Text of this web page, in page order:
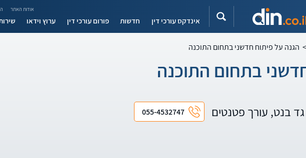
אודות האתר
אינדקס עורכי דין חדשות פורום עורכי דין ערוץ וידאו
> הגנה על פיתוח חדשני בתחום התוכנה
בתחום התוכנה
בנט, עורך פטנטים 055-4532747